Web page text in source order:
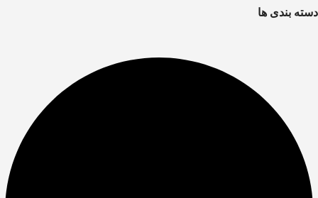
دسته بندی ها